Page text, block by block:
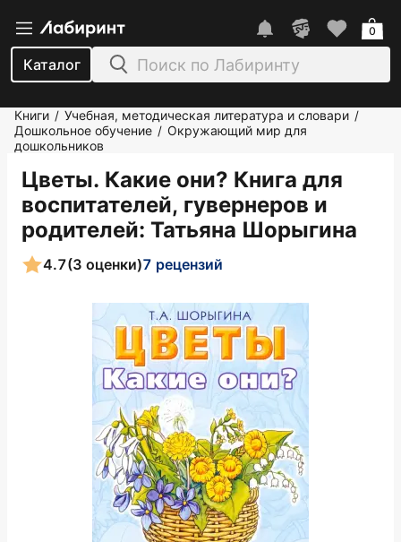
Каталог
0
Книги / Учебная, методическая литература и словари /
Дошкольное обучение / Окружающий мир для
дошкольников
Цветы. Какие они? Книга для
воспитателей, гувернеров и
родителей: Татьяна Шорыгина
4.7(3 оценки)7 рецензий